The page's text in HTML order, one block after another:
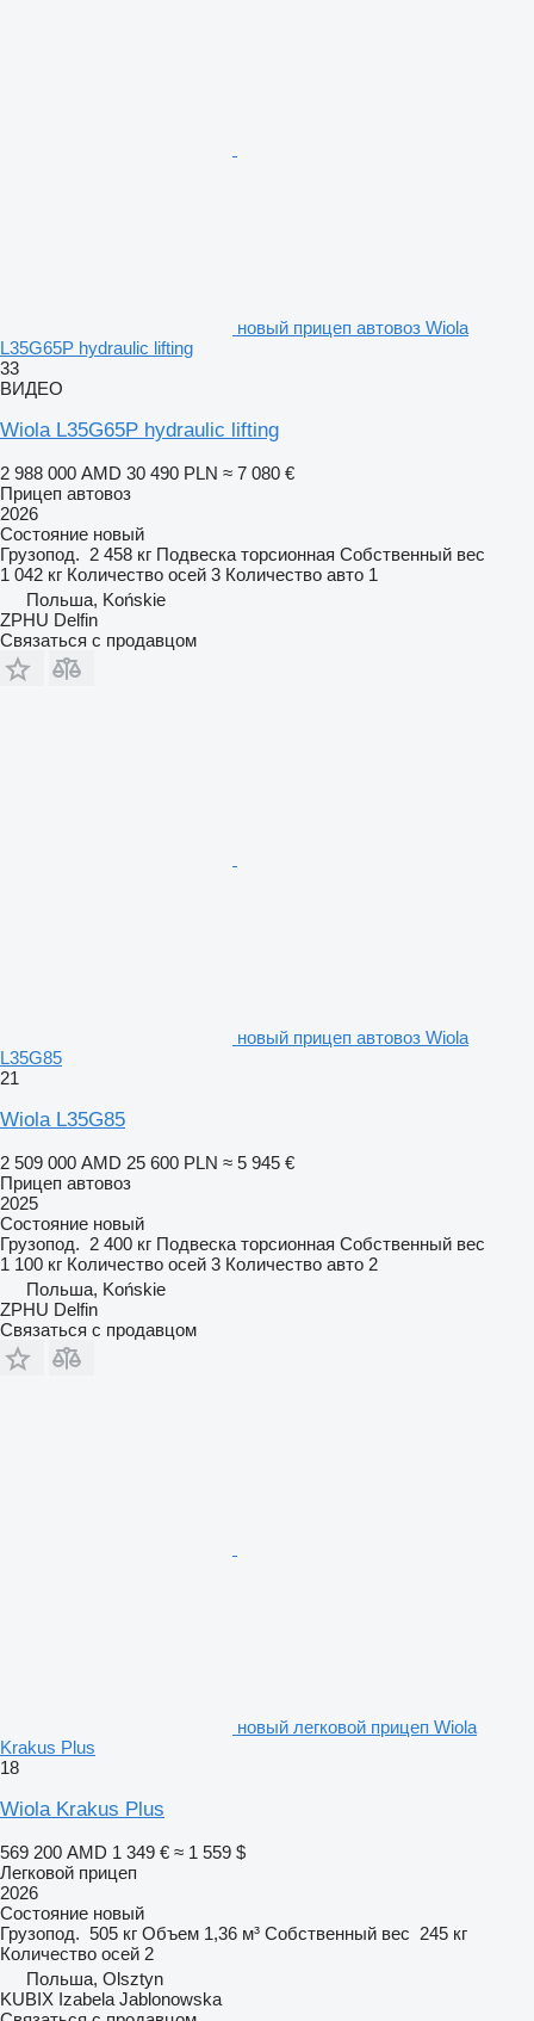
новый прицеп автовоз Wiola
L35G65P hydraulic lifting
33
ВИДЕО
Wiola L35G65P hydraulic lifting
2 988 000 AMD 30 490 PLN ≈ 7 080 €
Прицеп автовоз
2026
Состояние новый
Грузопод. 2 458 кг Подвеска торсионная Собственный вес
1 042 кг Количество осей 3 Количество авто 1
Польша, Końskie
ZPHU Delfin
Связаться с продавцом
новый прицеп автовоз Wiola
L35G85
21
Wiola L35G85
2 509 000 AMD 25 600 PLN ≈ 5 945 €
Прицеп автовоз
2025
Состояние новый
Грузопод. 2 400 кг Подвеска торсионная Собственный вес
1 100 кг Количество осей 3 Количество авто 2
Польша, Końskie
ZPHU Delfin
Связаться с продавцом
новый легковой прицеп Wiola
Krakus Plus
18
Wiola Krakus Plus
569 200 AMD 1 349 € ≈ 1 559 $
Легковой прицеп
2026
Состояние новый
Грузопод. 505 кг Объем 1,36 м³ Собственный вес 245 кг
Количество осей 2
Польша, Olsztyn
KUBIX Izabela Jablonowska